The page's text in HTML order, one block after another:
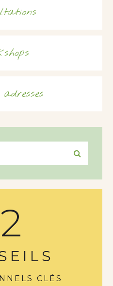
CLÉS